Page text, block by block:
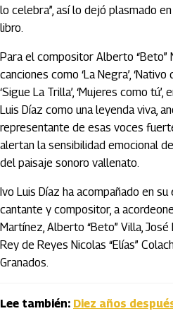
lo celebra”, así lo dejó plasmado
libro.
Para el compositor Alberto “Beto”
canciones como ‘La Negra’, ‘Nativo
‘Sigue La Trilla’, ‘Mujeres como
Luis Díaz como una leyenda viva,
representante de esas voces
alertan la sensibilidad emocional
del paisaje sonoro vallenato.
Ivo Luis Díaz ha acompañado en
cantante y compositor, a
Martínez, Alberto “Beto” Villa, José
Rey de Reyes Nicolas “Elías”
Granados.
Lee también: Diez años